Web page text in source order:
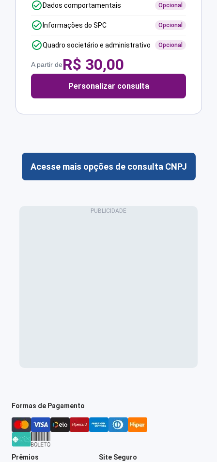
Dados comportamentais Opcional
Informações do SPC Opcional
Quadro societário e administrativo Opcional
A partir deR$ 30,00
Personalizar consulta
Acesse mais opções de consulta CNPJ
Formas de Pagamento
Prêmios Site Seguro